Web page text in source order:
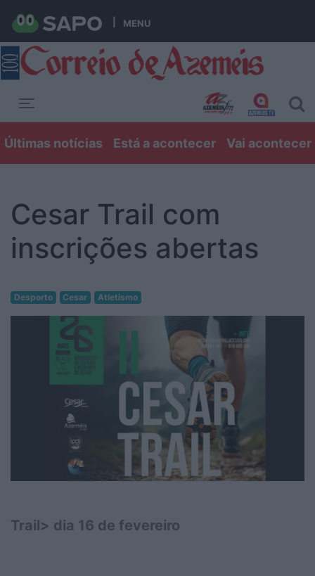
MENU
Últimas notícias Está a acontecer Vai acontecer
Cesar Trail com
inscrições abertas
Desporto Cesar Atletismo
Trail> dia 16 de fevereiro